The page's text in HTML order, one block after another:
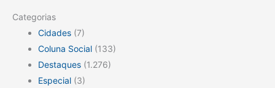
Categorias
Cidades (7)
Coluna Social (133)
Destaques (1.276)
Especial (3)